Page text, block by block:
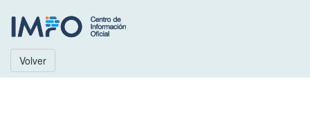
Volver